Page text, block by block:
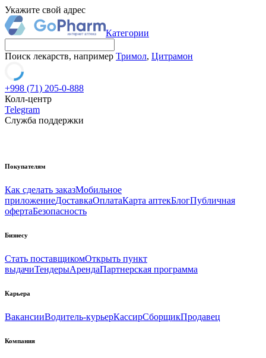
Укажите свой адрес
Категории
Поиск лекарств, например Тримол, Цитрамон
+998 (71) 205-0-888
Колл-центр
Telegram
Служба поддержки
Покупателям
Как сделать заказМобильное
приложениеДоставкаОплатаКарта аптекБлогПубличная
офертаБезопасность
Бизнесу
Стать поставщикомОткрыть пункт
выдачиТендерыАрендаПартнерская программа
Карьера
ВакансииВодитель-курьерКассирСборщикПродавец
Компания